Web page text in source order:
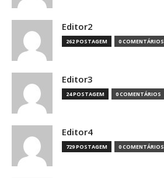
Editor2
262 POSTAGEM 0 COMENTÁRIOS
Editor3
24 POSTAGEM 0 COMENTÁRIOS
Editor4
729 POSTAGEM 0 COMENTÁRIOS